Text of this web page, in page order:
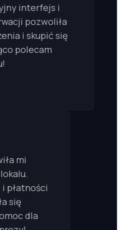
interfejs i
pozwoliła
i skupić się
polecam
mi
płatności
się
dla